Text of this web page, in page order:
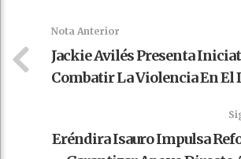
Nota Anterior
Jackie Avilés Presenta
Combatir La Violencia En El
Eréndira Isauro Impulsa